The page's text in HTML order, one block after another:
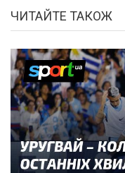
ЧИТАЙТЕ ТАКОЖ